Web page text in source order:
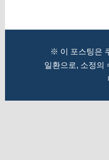
※ 이 포스팅은
일환으로, 소정의